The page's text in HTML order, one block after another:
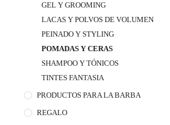
GEL Y GROOMING
LACAS Y POLVOS DE VOLUMEN
PEINADO Y STYLING
POMADAS Y CERAS
SHAMPOO Y TÓNICOS
TINTES FANTASIA
PRODUCTOS PARA LA BARBA
REGALO